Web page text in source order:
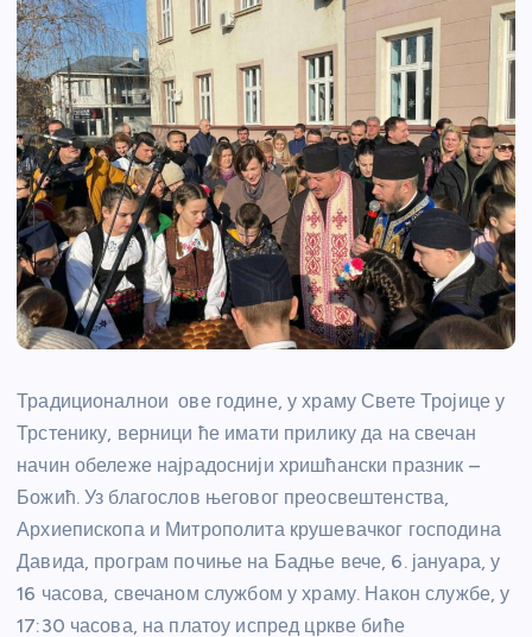
Традиционалнои ове године, у храму Свете Тројице у
Трстенику, верници ће имати прилику да на свечан
начин обележе најрадоснији хришћански празник –
Божић. Уз благослов његовог преосвештенства,
Архиепископа и Митрополита крушевачког господина
Давида, програм почиње на Бадње вече, 6. јануара, у
16 часова, свечаном службом у храму. Након службе, у
17:30 часова, на платоу испред цркве биће